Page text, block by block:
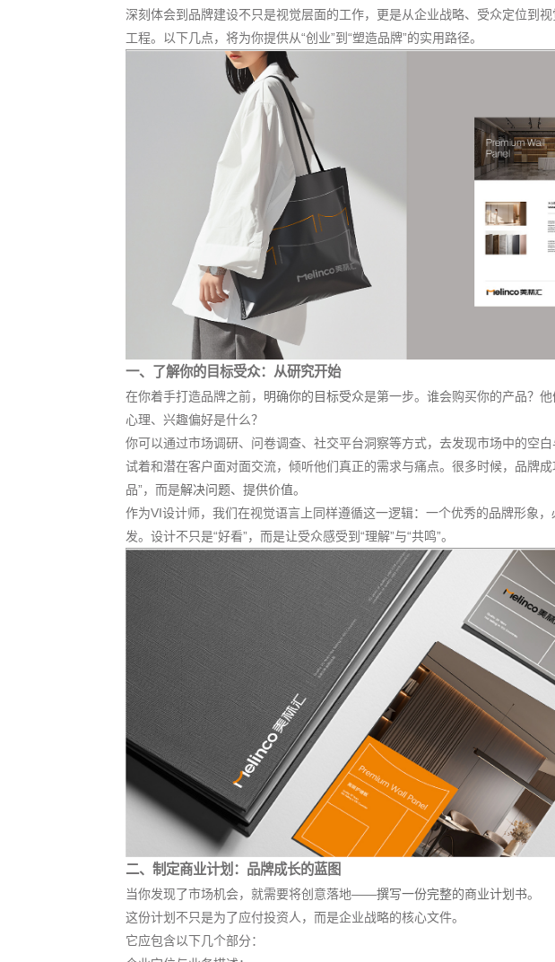
深刻体会到品牌建设不只是视觉层面的工作，更是从企业战略、受众定位到
工程。以下几点，将为你提供从“创业”到“塑造品牌”的实用路径。
一、了解你的目标受众：从研究开始
在你着手打造品牌之前， 明确你的目标受众是第一步。谁会购买你的产品？
心理、兴趣偏好是什么？
你可以通过市场调研、问卷调查、社交平台洞察等方式，去发现市场中的空白
试着和潜在客户面对面交流，倾听他们真正的需求与痛点。很多时候，品牌成
品”，而是解决问题、提供价值。
作为VI设计师，我们在视觉语言上同样遵循这一逻辑：一个优秀的品牌形象
发。设计不只是“好看”，而是让受众感受到“理解”与“共鸣”。
二、制定商业计划：品牌成长的蓝图
当你发现了市场机会，就需要将创意落地——撰写一份完整的商业计划书。
这份计划不只是为了应付投资人，而是企业战略的核心文件。
它应包含以下几个部分：